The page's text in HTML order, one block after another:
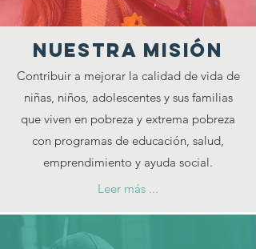
nuestra misión
Contribuir a mejorar la calidad de vida de
niñas, niños, adolescentes y sus familias
que viven en pobreza y extrema pobreza
con programas de educación, salud,
emprendimiento y ayuda social.
Leer más ...